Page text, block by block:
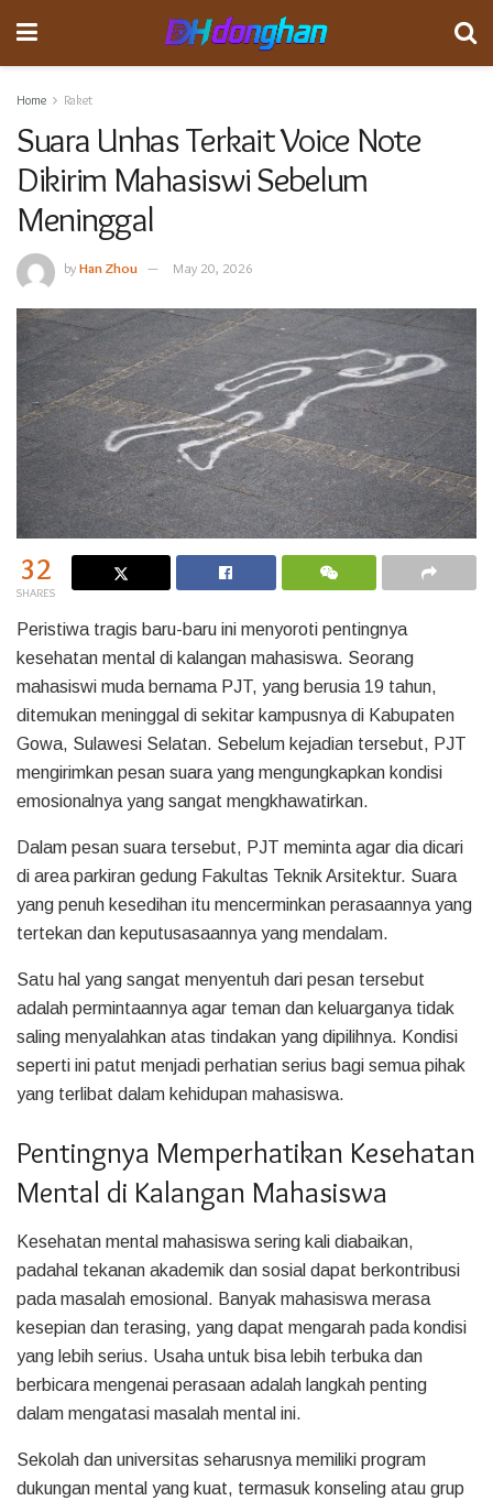
Home Raket
Suara Unhas Terkait Voice Note
Dikirim Mahasiswi Sebelum
Meninggal
byHan Zhou May 20, 2026
32
SHARES
Peristiwa tragis baru-baru ini menyoroti pentingnya
kesehatan mental di kalangan mahasiswa. Seorang
mahasiswi muda bernama PJT, yang berusia 19 tahun,
ditemukan meninggal di sekitar kampusnya di Kabupaten
Gowa, Sulawesi Selatan. Sebelum kejadian tersebut, PJT
mengirimkan pesan suara yang mengungkapkan kondisi
emosionalnya yang sangat mengkhawatirkan.
Dalam pesan suara tersebut, PJT meminta agar dia dicari
di area parkiran gedung Fakultas Teknik Arsitektur. Suara
yang penuh kesedihan itu mencerminkan perasaannya yang
tertekan dan keputusasaannya yang mendalam.
Satu hal yang sangat menyentuh dari pesan tersebut
adalah permintaannya agar teman dan keluarganya tidak
saling menyalahkan atas tindakan yang dipilihnya. Kondisi
seperti ini patut menjadi perhatian serius bagi semua pihak
yang terlibat dalam kehidupan mahasiswa.
Pentingnya Memperhatikan Kesehatan
Mental di Kalangan Mahasiswa
Kesehatan mental mahasiswa sering kali diabaikan,
padahal tekanan akademik dan sosial dapat berkontribusi
pada masalah emosional. Banyak mahasiswa merasa
kesepian dan terasing, yang dapat mengarah pada kondisi
yang lebih serius. Usaha untuk bisa lebih terbuka dan
berbicara mengenai perasaan adalah langkah penting
dalam mengatasi masalah mental ini.
Sekolah dan universitas seharusnya memiliki program
dukungan mental yang kuat, termasuk konseling atau grup